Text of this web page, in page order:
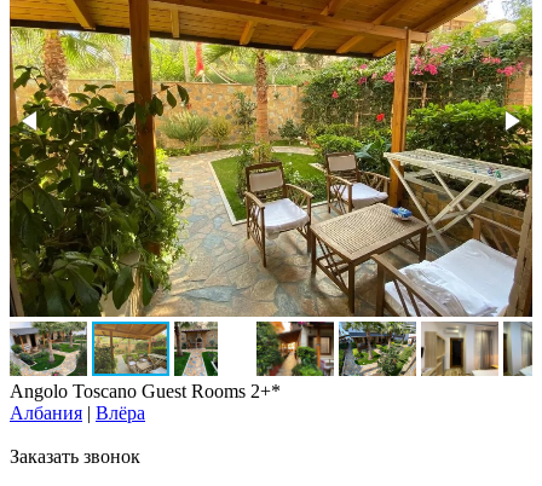
Angolo Toscano Guest Rooms 2+*
Албания | Влёра
Заказать звонок